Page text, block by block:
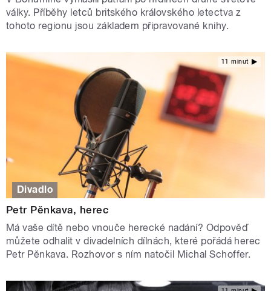
války. Příběhy letců britského královského letectva z
tohoto regionu jsou základem připravované knihy.
11 minut
Divadlo
Petr Pěnkava, herec
Má vaše dítě nebo vnouče herecké nadání? Odpověď
můžete odhalit v divadelních dílnách, které pořádá herec
Petr Pěnkava. Rozhovor s ním natočil Michal Schoffer.